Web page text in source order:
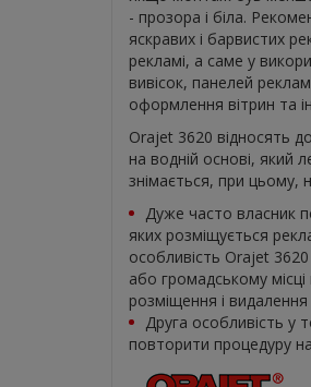
- прозора і біла.
яскравих і барвистих
рекламі, а саме у
вивісок, панелей
оформлення вітрин та
Orajet 3620 відносять
на водній основі, який
знімається, при цьому,
Дуже часто власник
яких розміщується
особливість Orajet
або громадському
розміщення і
Друга особливість у
повторити процедуру